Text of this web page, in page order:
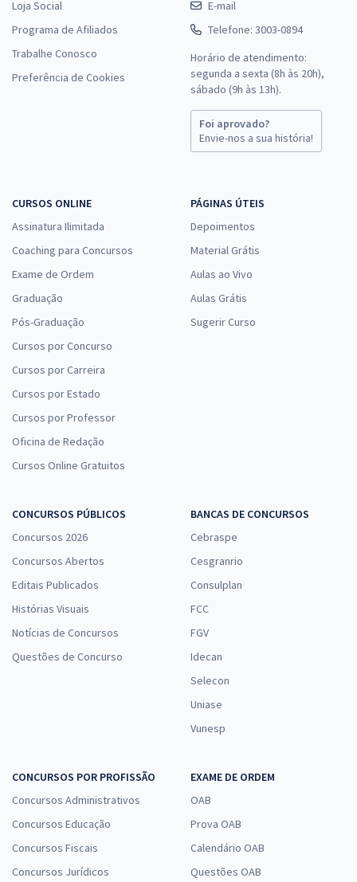
Loja Social
Programa de Afiliados
Trabalhe Conosco
Preferência de Cookies
E-mail
Telefone: 3003-0894
Horário de atendimento:
segunda a sexta (8h às 20h),
sábado (9h às 13h).
Foi aprovado?
Envie-nos a sua história!
CURSOS ONLINE
Assinatura Ilimitada
Coaching para Concursos
Exame de Ordem
Graduação
Pós-Graduação
Cursos por Concurso
Cursos por Carreira
Cursos por Estado
Cursos por Professor
Oficina de Redação
Cursos Online Gratuitos
PÁGINAS ÚTEIS
Depoimentos
Material Grátis
Aulas ao Vivo
Aulas Grátis
Sugerir Curso
CONCURSOS PÚBLICOS
Concursos 2026
Concursos Abertos
Editais Publicados
Histórias Visuais
Notícias de Concursos
Questões de Concurso
BANCAS DE CONCURSOS
Cebraspe
Cesgranrio
Consulplan
FCC
FGV
Idecan
Selecon
Uniase
Vunesp
CONCURSOS POR PROFISSÃO
Concursos Administrativos
Concursos Educação
Concursos Fiscais
Concursos Jurídicos
EXAME DE ORDEM
OAB
Prova OAB
Calendário OAB
Questões OAB